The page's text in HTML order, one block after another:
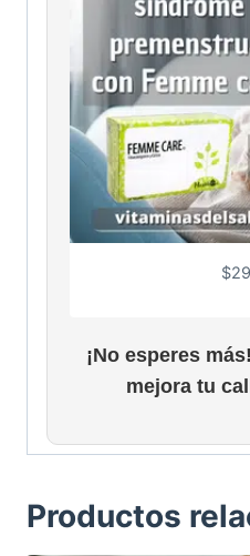
$
¡No esperes
mejora tu
Productos